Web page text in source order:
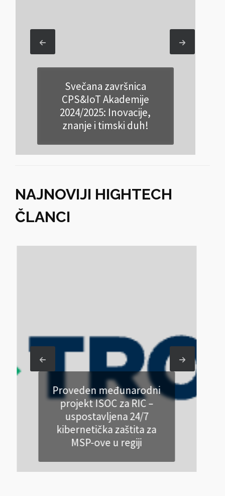
Svečana završnica
CPS&IoT Akademije
2024/2025: Inovacije,
znanje i timski duh!
NAJNOVIJI HIGHTECH
ČLANCI
Proveden međunarodni
projekt ISOC za RIC –
uspostavljena 24/7
kibernetička zaštita za
MSP-ove u regiji